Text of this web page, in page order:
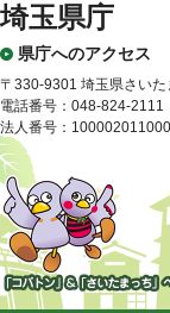
埼玉県庁
県庁へのアクセス
〒330-9301 埼玉県さい
電話番号：048-824-2111
法人番号：
「コバトン」&「さい